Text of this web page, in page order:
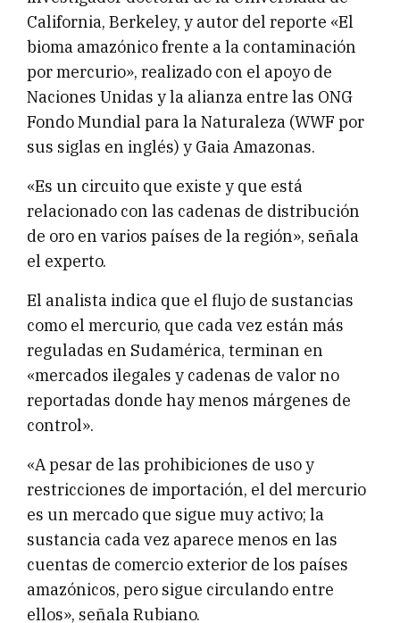
California, Berkeley, y autor del reporte «El
bioma amazónico frente a la contaminación
por mercurio», realizado con el apoyo de
Naciones Unidas y la alianza entre las ONG
Fondo Mundial para la Naturaleza (WWF por
sus siglas en inglés) y Gaia Amazonas.
«Es un circuito que existe y que está
relacionado con las cadenas de distribución
de oro en varios países de la región», señala
el experto.
El analista indica que el flujo de sustancias
como el mercurio, que cada vez están más
reguladas en Sudamérica, terminan en
«mercados ilegales y cadenas de valor no
reportadas donde hay menos márgenes de
control».
«A pesar de las prohibiciones de uso y
restricciones de importación, el del mercurio
es un mercado que sigue muy activo; la
sustancia cada vez aparece menos en las
cuentas de comercio exterior de los países
amazónicos, pero sigue circulando entre
ellos», señala Rubiano.